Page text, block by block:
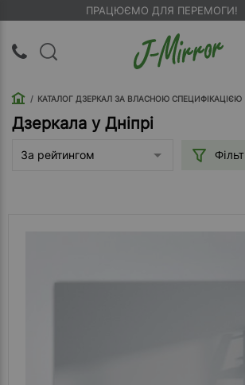
ПРАЦЮЄМО ДЛЯ ПЕРЕМОГИ!
КАТАЛОГ ДЗЕРКАЛ ЗА ВЛАСНОЮ СПЕЦИФІКАЦІЄЮ
Дзеркала у Дніпрі
За рейтингом